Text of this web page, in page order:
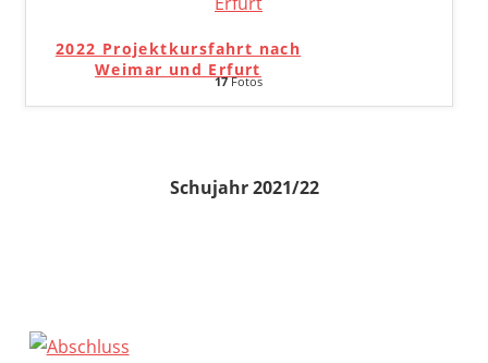
2022 Projektkursfahrt nach
Weimar und Erfurt
17Fotos
Schujahr 2021/22